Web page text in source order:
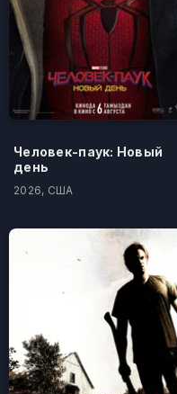
Человек-паук: Новый
день
2026, США